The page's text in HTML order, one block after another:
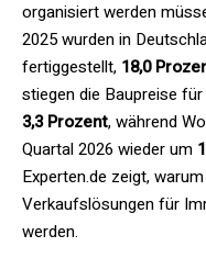
organisiert werden
2025 wurden in
fertiggestellt, 18,0
stiegen die Baupreise
3,3 Prozent, während
Quartal 2026 wieder um
Experten.de zeigt,
Verkaufslösungen für
werden.